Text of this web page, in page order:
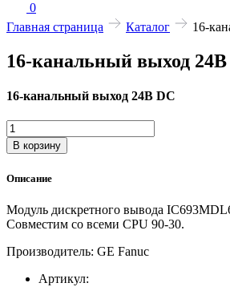
0
Главная страница
Каталог 16-
16-канальный выход 24В
16-канальный выход 24В DC
Количество
товара
16-
выход
DC
В корзину
Описание
Модуль дискретного вывода
Совместим со всеми CPU 90-30.
Производитель: GE Fanuc
Артикул: